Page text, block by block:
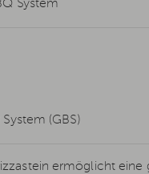
System
(GBS)
ermöglicht